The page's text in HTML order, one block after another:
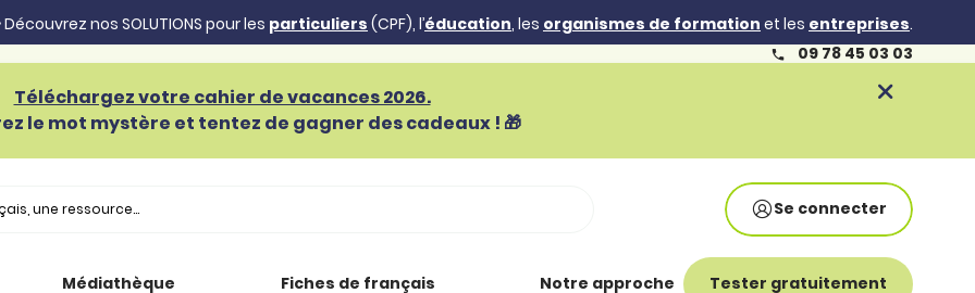
nos SOLUTIONS pour les particuliers (CPF), l’éducation, les organismes de formation et les entreprises.
09 78 45 03 03
Téléchargez votre cahier de vacances 2026.
le mot mystère et tentez de gagner des cadeaux ! 🎁
Se connecter
Médiathèque Fiches de français Notre approche Tester gratuitement